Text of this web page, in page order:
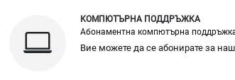
КОМПЮТЪРНА ПОДДРЪЖКА
Абонаментна компютърна
Вие можете да се абонирате за